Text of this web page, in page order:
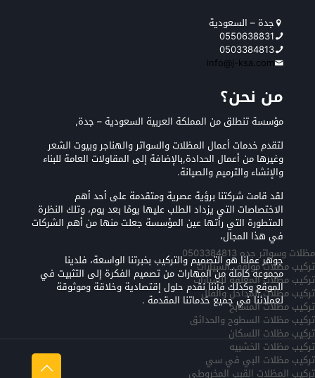
جدة – السعودية
0550638831
0503384813
info@j-ksa.com
من نحن؟
مؤسسة تنطلق من المملكة العربية السعودية – جدة,
لتقدم خدمات أعمال المظلات والسواتر والهناجر وبيوت الشعر
وغيرها من أعمال الحدادة,بالإضافة إلى المقاولات العامة للبناء
والإنشاء والترميم والصيانة.
لقد قامت شركتنا برؤية عصرية ومتقدمة على أحد أهم
الاختصاصات التي يزداد الطلب عليها يومًا بعد يوم، وتلك النظرة
المتطورة التي رأتها عين المؤسسة جعلت منها من أهم الشركات
في هذا المجال،
جوهر عملنا هو التصميم والتركيب بخبرتنا الواسعة، فلدينا
مجموعة كاملة من المهارات من تصميم الفكرة إلى التثبيت في
الموقع وكذلك فأننا نقدم حلول إقتصادية وخلاقة وموثوقة
لعملائنا في جميع خدماتنا المقدمة .
مظلات وسواتر جده 0503384813
تركيب مظلات مواقف السيارات
تركيب مظلات المعلقه للسيارات
تركيب مظلات المداخل والفلل
تركيب مظلات المسابح
تركيب مظلات السطوح والحدائق
تركيب مظلات اللسكان
تركيب مظلات الخشبيه
تركيب مظلات البي في سي
تركيب المظلات القبب المخروطي